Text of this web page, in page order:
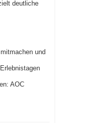
deutliche
und
AOC